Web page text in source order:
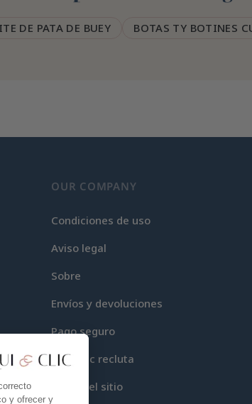
y ofrecer y
DE PATA DE BUEY BOTAS TY BOTINES
OUR COMPANY
Condiciones de uso
Aviso legal
Sobre
Envíos y devoluciones
Pago seguro
Equi-Clic recluta
Mapa del sitio